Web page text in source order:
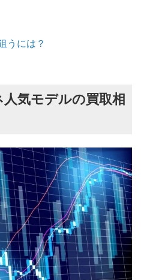
うには？
気モデルの買取相